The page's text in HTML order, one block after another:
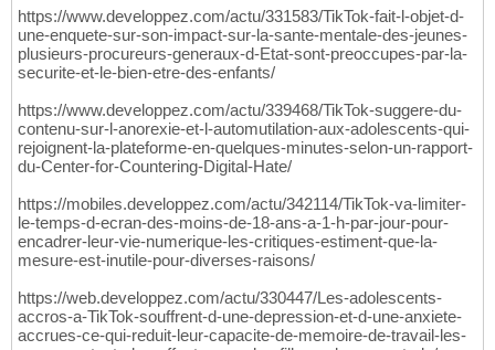
https://www.developpez.com/actu/331583/TikTok-fait-l-objet-d-
une-enquete-sur-son-impact-sur-la-sante-mentale-des-jeunes-
plusieurs-procureurs-generaux-d-Etat-sont-preoccupes-par-la-
securite-et-le-bien-etre-des-enfants/
https://www.developpez.com/actu/339468/TikTok-suggere-du-
contenu-sur-l-anorexie-et-l-automutilation-aux-adolescents-qui-
rejoignent-la-plateforme-en-quelques-minutes-selon-un-rapport-
du-Center-for-Countering-Digital-Hate/
https://mobiles.developpez.com/actu/342114/TikTok-va-limiter-
le-temps-d-ecran-des-moins-de-18-ans-a-1-h-par-jour-pour-
encadrer-leur-vie-numerique-les-critiques-estiment-que-la-
mesure-est-inutile-pour-diverses-raisons/
https://web.developpez.com/actu/330447/Les-adolescents-
accros-a-TikTok-souffrent-d-une-depression-et-d-une-anxiete-
accrues-ce-qui-reduit-leur-capacite-de-memoire-de-travail-les-